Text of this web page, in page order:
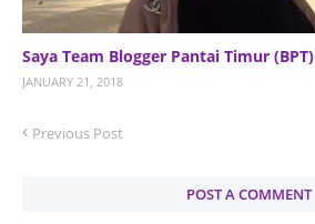
Saya Team Blogger Pantai Timur (BPT)
JANUARY 21, 2018
Previous Post
POST A COMMENT